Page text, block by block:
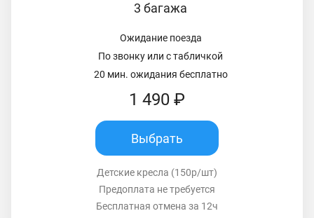
3 багажа
Ожидание поезда
По звонку или с табличкой
20 мин. ожидания бесплатно
1 490 ₽
Выбрать
Детские кресла (150р/шт)
Предоплата не требуется
Бесплатная отмена за 12ч